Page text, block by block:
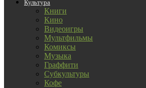
Культура
Книги
Кино
Видеоигры
Мультфильмы
Комиксы
Музыка
Граффити
Субкультуры
Кофе